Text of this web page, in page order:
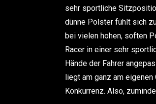
sehr sportliche
dünne Polster fühlt sich
bei vielen hohen, soften
Racer in einer sehr
Hände der Fahrer
liegt am ganz am
Konkurrenz. Also,